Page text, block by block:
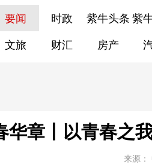
要闻 时政 紫牛头条 紫
文旅 财汇 房产
华章丨以青春之
来源：